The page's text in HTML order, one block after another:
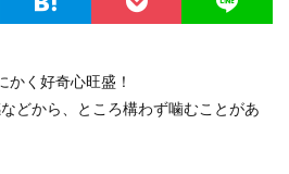
かく好奇心旺盛！
どから、ところ構わず噛むことがあ